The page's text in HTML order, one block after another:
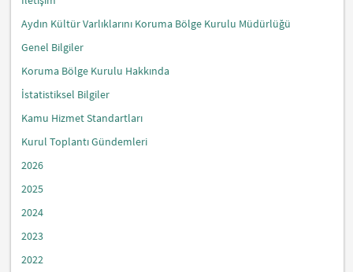
Aydın Kültür Varlıklarını Koruma Bölge Kurulu Müdürlüğü
Genel Bilgiler
Koruma Bölge Kurulu Hakkında
İstatistiksel Bilgiler
Kamu Hizmet Standartları
Kurul Toplantı Gündemleri
2026
2025
2024
2023
2022